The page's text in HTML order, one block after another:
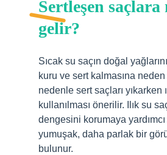
Sertleşen saçlara
gelir?
Sıcak su saçın doğal
kuru ve sert kalmasına
nedenle sert saçları yıkarken
kullanılması önerilir. Ilık su
dengesini korumaya
yumuşak, daha parlak bir
bulunur.